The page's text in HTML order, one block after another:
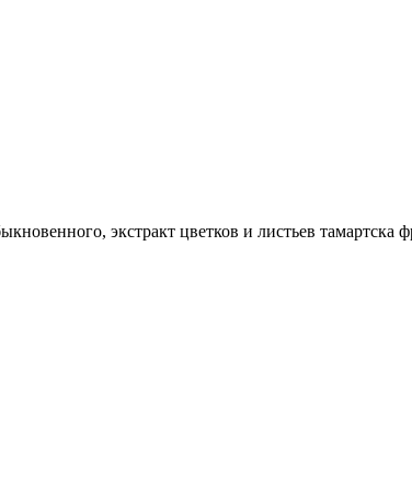
экстракт цветков и листьев тамартска